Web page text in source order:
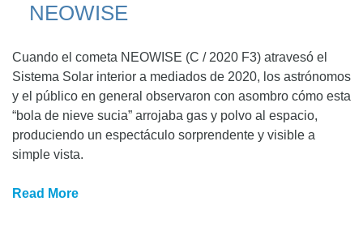
NEOWISE
Cuando el cometa NEOWISE (C / 2020 F3) atravesó el
Sistema Solar interior a mediados de 2020, los astrónomos
y el público en general observaron con asombro cómo esta
“bola de nieve sucia” arrojaba gas y polvo al espacio,
produciendo un espectáculo sorprendente y visible a
simple vista.
Read More